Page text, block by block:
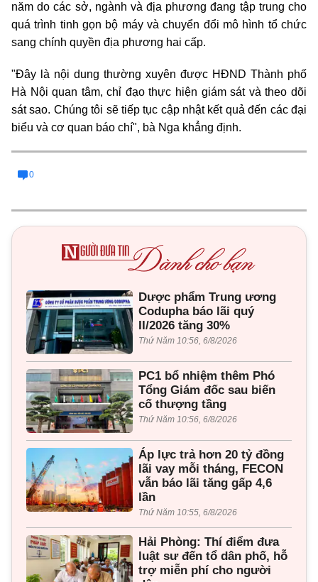
năm do các sở, ngành và địa phương đang tập trung cho
quá trình tinh gọn bộ máy và chuyển đổi mô hình tổ chức
sang chính quyền địa phương hai cấp.
"Đây là nội dung thường xuyên được HĐND Thành phố
Hà Nội quan tâm, chỉ đạo thực hiện giám sát và theo dõi
sát sao. Chúng tôi sẽ tiếp tục cập nhật kết quả đến các đại
biểu và cơ quan báo chí", bà Nga khẳng định.
0
Dược phẩm Trung ương
Codupha báo lãi quý
II/2026 tăng 30%
Thứ Năm 10:56, 6/8/2026
PC1 bổ nhiệm thêm Phó
Tổng Giám đốc sau biến
cố thượng tầng
Thứ Năm 10:56, 6/8/2026
Áp lực trả hơn 20 tỷ đồng
lãi vay mỗi tháng, FECON
vẫn báo lãi tăng gấp 4,6
lần
Thứ Năm 10:55, 6/8/2026
Hải Phòng: Thí điểm đưa
luật sư đến tổ dân phố, hỗ
trợ miễn phí cho người